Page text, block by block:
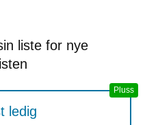
liste for nye
ledig